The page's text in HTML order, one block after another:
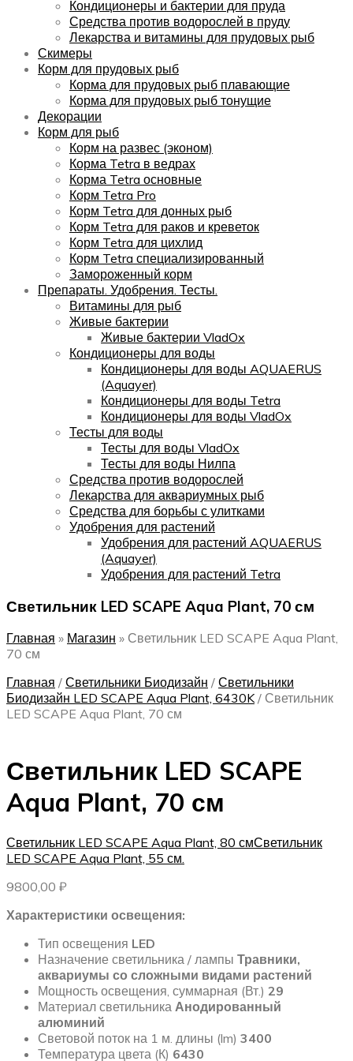
Кондиционеры и бактерии для пруда
Средства против водорослей в пруду
Лекарства и витамины для прудовых рыб
Скимеры
Корм для прудовых рыб
Корма для прудовых рыб плавающие
Корма для прудовых рыб тонущие
Декорации
Корм для рыб
Корм на развес (эконом)
Корма Tetra в ведрах
Корма Tetra основные
Корм Tetra Pro
Корм Tetra для донных рыб
Корм Tetra для раков и креветок
Корм Tetra для цихлид
Корм Tetra специализированный
Замороженный корм
Препараты. Удобрения. Тесты.
Витамины для рыб
Живые бактерии
Живые бактерии VladOx
Кондиционеры для воды
Кондиционеры для воды AQUAERUS
(Aquayer)
Кондиционеры для воды Tetra
Кондиционеры для воды VladOx
Тесты для воды
Тесты для воды VladOx
Тесты для воды Нилпа
Средства против водорослей
Лекарства для аквариумных рыб
Средства для борьбы с улитками
Удобрения для растений
Удобрения для растений AQUAERUS
(Aquayer)
Удобрения для растений Tetra
Светильник LED SCAPE Aqua Plant, 70 см
Главная » Магазин » Светильник LED SCAPE Aqua Plant,
70 см
Главная / Светильники Биодизайн / Светильники
Биодизайн LED SCAPE Aqua Plant, 6430K/ Светильник
LED SCAPE Aqua Plant, 70 см
Светильник LED SCAPE
Aqua Plant, 70 см
Светильник LED SCAPE Aqua Plant, 80 смСветильник
LED SCAPE Aqua Plant, 55 см.
9800,00 ₽
Характеристики освещения:
Тип освещения LED
Назначение светильника / лампы Травники,
аквариумы со сложными видами растений
Мощность освещения, суммарная (Вт.) 29
Материал светильника Анодированный
алюминий
Световой поток на 1 м. длины (lm) 3400
Температура цвета (К) 6430